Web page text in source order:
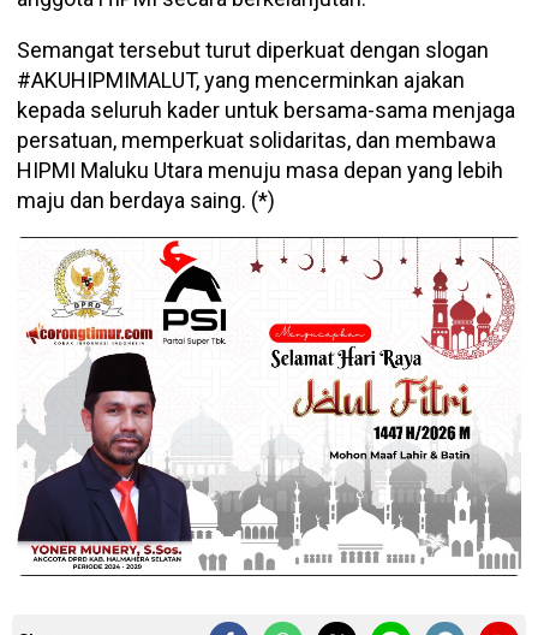
Semangat tersebut turut diperkuat dengan slogan
#AKUHIPMIMALUT, yang mencerminkan ajakan
kepada seluruh kader untuk bersama-sama menjaga
persatuan, memperkuat solidaritas, dan membawa
HIPMI Maluku Utara menuju masa depan yang lebih
maju dan berdaya saing. (*)